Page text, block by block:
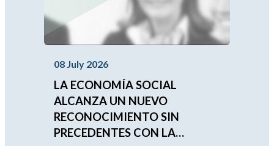
08 July 2026
LA ECONOMÍA SOCIAL
ALCANZA UN NUEVO
RECONOCIMIENTO SIN
PRECEDENTES CON LA